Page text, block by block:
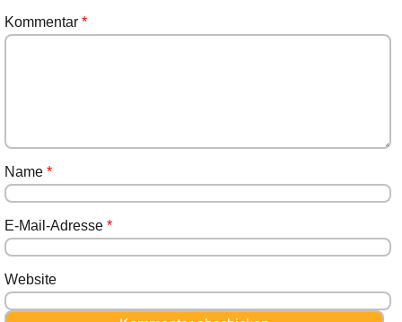
Kommentar *
Name *
E-Mail-Adresse *
Website